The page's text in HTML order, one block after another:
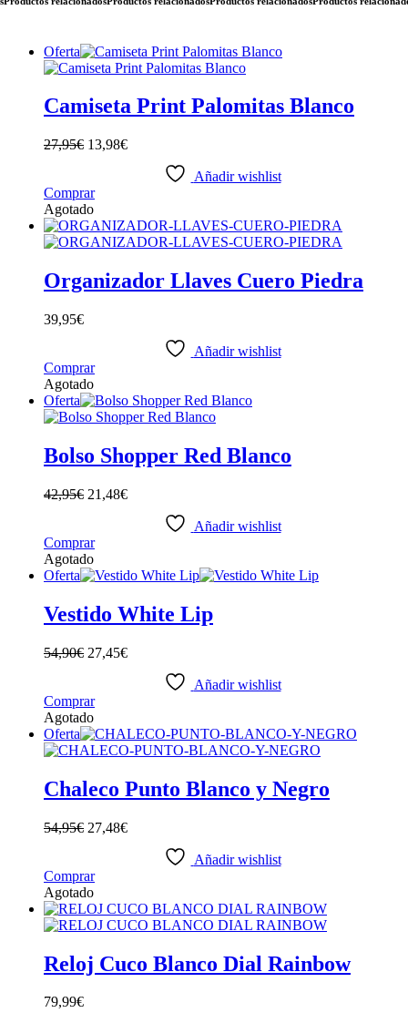
Oferta
Camiseta Print Palomitas Blanco
27,95€ 13,98€
Añadir wishlist
ComprarEste
tiene
múltiples
Las
opciones
la
de
producto
Agotado
Organizador Llaves Cuero Piedra
39,95€
Añadir wishlist
Comprar
Agotado
Oferta
Bolso Shopper Red Blanco
42,95€ 21,48€
Añadir wishlist
Comprar
Agotado
Oferta
Vestido White Lip
54,90€ 27,45€
Añadir wishlist
ComprarEste
tiene
múltiples
opciones
pueden
la
de
producto
Agotado
Oferta
Chaleco Punto Blanco y Negro
54,95€ 27,48€
Añadir wishlist
ComprarEste
tiene
múltiples
Las
opciones
Agotado
Reloj Cuco Blanco Dial Rainbow
79,99€